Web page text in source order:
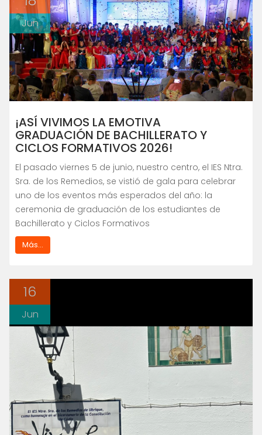
Jun
¡ASÍ VIVIMOS LA EMOTIVA
GRADUACIÓN DE BACHILLERATO Y
CICLOS FORMATIVOS 2026!
El pasado viernes 5 de junio, nuestro centro, el IES Ntra.
Sra. de los Remedios, se vistió de gala para celebrar
uno de los eventos más esperados del año: la
ceremonia de graduación de los estudiantes de
Bachillerato y Ciclos Formativos
Más...
16
Jun